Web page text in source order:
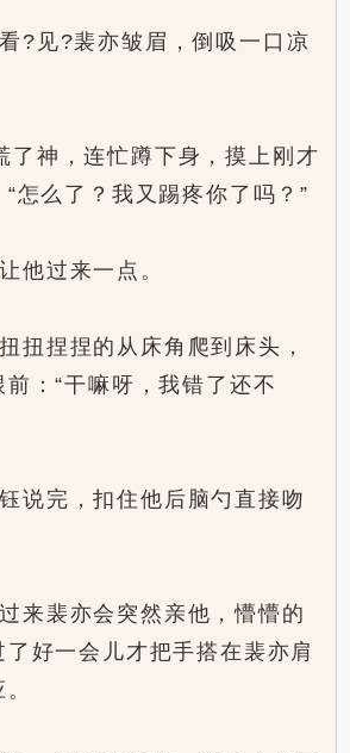
?见?裴亦皱眉，倒吸一口凉
了神，连忙蹲下身，摸上刚才
怎么了？我又踢疼你了吗？”
他过来一点。
扭捏捏的从床角爬到床头，
：“干嘛呀，我错了还不
说完，扣住他后脑勺直接吻
来裴亦会突然亲他，懵懵的
了好一会儿才把手搭在裴亦肩